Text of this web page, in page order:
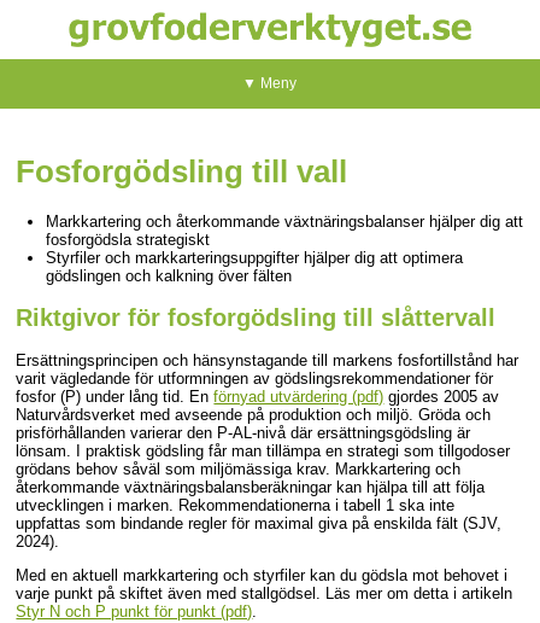
▼ Meny
Fosforgödsling till vall
Markkartering och återkommande växtnäringsbalanser hjälper dig att
fosforgödsla strategiskt
Styrfiler och markkarteringsuppgifter hjälper dig att optimera
gödslingen och kalkning över fälten
Riktgivor för fosforgödsling till slåttervall
Ersättningsprincipen och hänsynstagande till markens fosfortillstånd har
varit vägledande för utformningen av gödslingsrekommendationer för
fosfor (P) under lång tid. Enförnyad utvärdering (pdf) gjordes 2005 av
Naturvårdsverket med avseende på produktion och miljö. Gröda och
prisförhållanden varierar den P-AL-nivå där ersättningsgödsling är
lönsam. I praktisk gödsling får man tillämpa en strategi som tillgodoser
grödans behov såväl som miljömässiga krav. Markkartering och
återkommande växtnäringsbalansberäkningar kan hjälpa till att följa
utvecklingen i marken. Rekommendationerna i tabell 1 ska inte
uppfattas som bindande regler för maximal giva på enskilda fält (SJV,
2024).
Med en aktuell markkartering och styrfiler kan du gödsla mot behovet i
varje punkt på skiftet även med stallgödsel. Läs mer om detta i artikeln
Styr N och P punkt för punkt (pdf).